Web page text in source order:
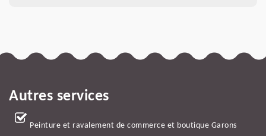
Autres services
Peinture et ravalement de commerce et boutique Garons